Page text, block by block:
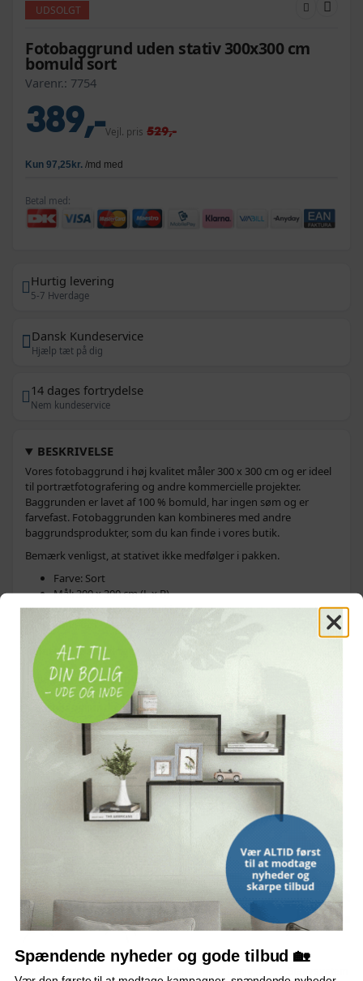
UDSOLGT
Fotobaggrund uden stativ 300x300 cm
bomuld sort
Varenr.: 7754
389,-Vejl. pris 529,-
Betal med:
Hurtig levering
5-7 Hverdage
Dansk Kundeservice
Hjælp tæt på dig
14 dages fortrydelse
Nem kundeservice
BESKRIVELSE
Vores fotobaggrund i høj kvalitet måler 300 x 300 cm og er ideel
til portrætfotografering og andre kommercielle projekter.
Baggrunden er lavet af 100 % bomuld, har ingen søm og er
farvefast. Fotobaggrunden kan kombineres med andre
baggrundsprodukter, som du kan finde i vores butik.
Bemærk venligst, at stativet ikke medfølger i pakken.
Farve: Sort
Mål: 300 x 300 cm (L x B)
Materiale: 100 % bomuld
Farvefast
Relaterede søgninger
baggrund
baggrunde
fotobaggrunde
baggrundsskærm
baggrundsskærme
fotostudiebaggrund
OFTE KØBT SAMMEN MED
TILBUD
Spændende nyheder og gode tilbud 🏡